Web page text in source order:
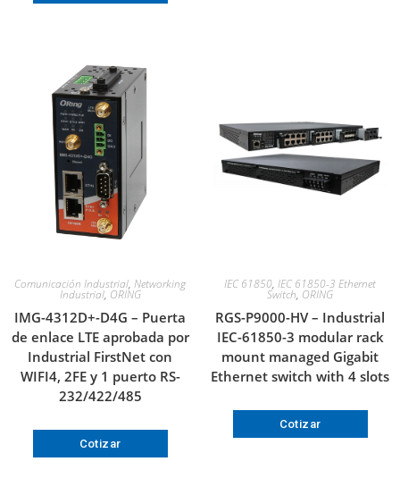
Comunicación Industrial, Networking
Industrial, ORING
IMG-4312D+-D4G – Puerta
de enlace LTE aprobada por
Industrial FirstNet con
WIFI4, 2FE y 1 puerto RS-
232/422/485
Cotizar
IEC 61850, IEC 61850-3 Ethernet
Switch, ORING
RGS-P9000-HV – Industrial
IEC-61850-3 modular rack
mount managed Gigabit
Ethernet switch with 4 slots
Cotizar